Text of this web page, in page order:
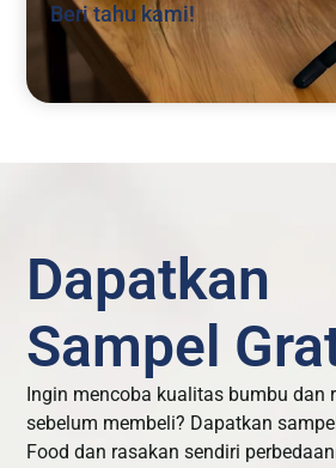
Beri tahu kami!
Dapatkan
Sampel
Ingin mencoba kualitas bumbu dan
sebelum membeli? Dapatkan
Food dan rasakan sendiri